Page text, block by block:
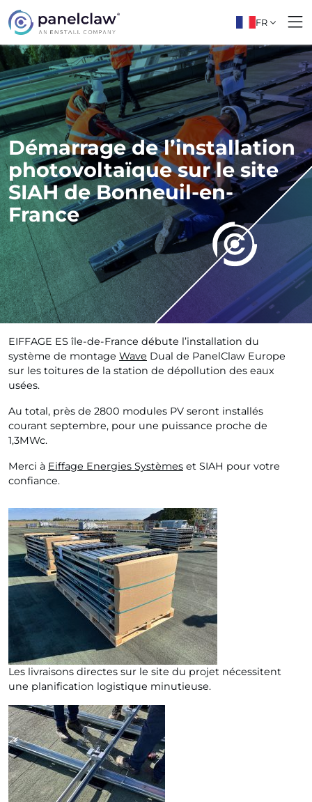
FR
Démarrage de l’installation
photovoltaïque sur le site
SIAH de Bonneuil-en-
France
EIFFAGE ES île-de-France débute l’installation du
système de montage Wave Dual de PanelClaw Europe
sur les toitures de la station de dépollution des eaux
usées.
Au total, près de 2800 modules PV seront installés
courant septembre, pour une puissance proche de
1,3MWc.
Merci à Eiffage Energies Systèmes et SIAH pour votre
confiance.
Les livraisons directes sur le site du projet nécessitent
une planification logistique minutieuse.